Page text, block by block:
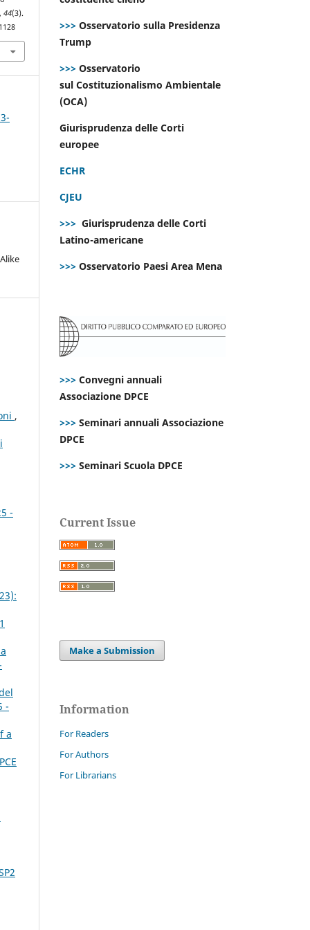
,44(3).
,
-
-
a
>>> Osservatorio sulla Presidenza
Trump
>>> Osservatorio
sul Costituzionalismo Ambientale
(OCA)
Giurisprudenza delle Corti
europee
ECHR
CJEU
>>> Giurisprudenza delle Corti
Latino-americane
>>> Osservatorio Paesi Area Mena
>>> Convegni annuali
Associazione DPCE
>>> Seminari annuali Associazione
DPCE
>>> Seminari Scuola DPCE
Current Issue
Make a Submission
Information
For Readers
For Authors
For Librarians